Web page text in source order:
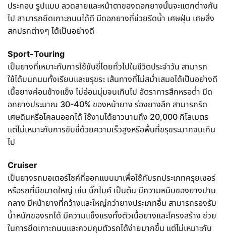
ประกอบ รูปแบบ ลวดลายและหน้าตาของดอกยางนั้นจะแตกต่างกัน
ไป สามารถยึดเกาะถนนได้ดี มีดอกยางที่ช่วยรีดน้ำ เศษฝุ่น เศษสิ่ง
สกปรกต่างๆ ได้เป็นอย่างดี
Sport-Touring
เป็นยางที่เหมาะกับการใช้ขับขี่โดยทั่วไปในชีวิตประจำวัน สามารถ
ใช้ได้บนถนนทั้งเรียบและขรุขระ เส้นทางที่ไม่สม่ำเสมอได้เป็นอย่างดี
เนื้อยางค่อนข้างแข็ง ไม่อ่อนนุ่มจนเกินไป อัตราการสึกหรอต่ำ มีด
อกยางประมาณ 30-40% ของหน้ายาง ร่องยางลึก สามารถรึด
เศษดินหรือโคลนออกได้ ใช้งานได้ยาวนานถึง 20,000 กิโลเมตร
แต่ไม่เหมาะกับการขับขี่ด้วยความเร็วสูงหรือพื้นที่ขรุขระมากจนเกิน
ไป
Cruiser
เป็นยางรถมอเตอร์ไซค์ที่ออกแบบมาเพื่อใช้กับรถประเภทครุยเซอร์
หรือรถที่มีขนาดใหญ่ เช่น บิ๊กไบค์ เป็นต้น มีความหนึบของยางปาน
กลาง มีหน้ายางที่กว้างและใหญ่กว่ายางประเภทอื่น สามารถรองรับ
น้ำหนักของรถได้ มีความแข็งแรงทั้งตัวเนื้อยางและโครงสร้าง ช่วย
ในการยึดเกาะถนนและควบคุมตัวรถได้ง่ายมากขึ้น แต่ไม่เหมาะกับ